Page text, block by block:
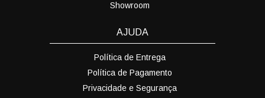
Showroom
AJUDA
Política de Entrega
Política de Pagamento
Privacidade e Segurança